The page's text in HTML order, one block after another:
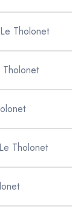
Tholonet
Tholonet